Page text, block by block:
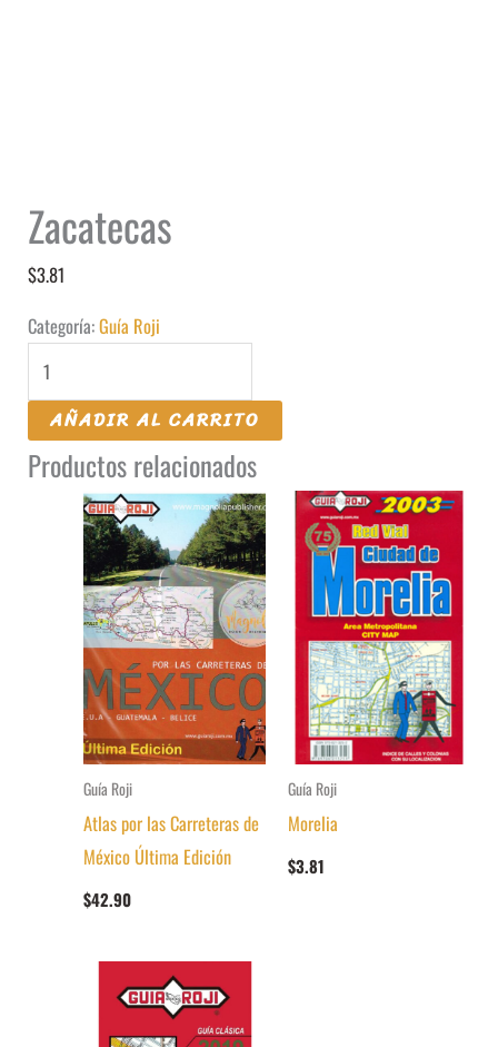
Zacatecas
$3.81
Categoría:Guía Roji
Zacatecas
AÑADIR AL CARRITO
Productos relacionados
Guía Roji
Atlas por las Carreteras de
México Última Edición
$42.90
Guía Roji
Morelia
$3.81